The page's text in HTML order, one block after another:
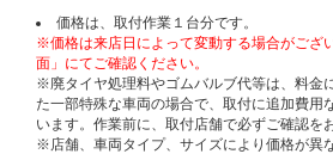
価格は、取付作業１台分です。
※価格は来店日によって変動する場合がござ
面」にてご確認ください。
※廃タイヤ処理料やゴムバルブ代等は、料金
た一部特殊な車両の場合で、取付に追加費用
います。作業前に、取付店舗で必ずご確認を
※店舗、車両タイプ、サイズにより価格が異